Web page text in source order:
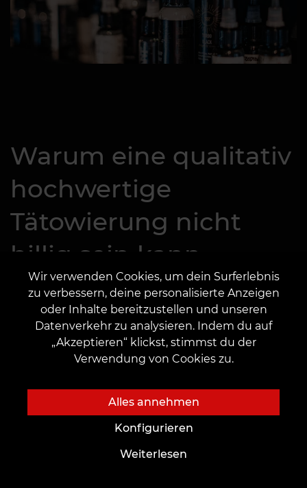
Warum eine qualitativ
hochwertige
Tätowierung nicht
billig sein kann
Wenn es um Tätowierungen geht,
ist der Preis kein Zeichen für die
Gier des Tätowierers, sondern eine
Garantie für Qualität und
Wir verwenden Cookies, um dein Surferlebnis
zu verbessern, deine personalisierte Anzeigen
oder Inhalte bereitzustellen und unseren
Datenverkehr zu analysieren. Indem du auf
„Akzeptieren“ klickst, stimmst du der
Verwendung von Cookies zu.
Alles annehmen
Konfigurieren
Weiterlesen